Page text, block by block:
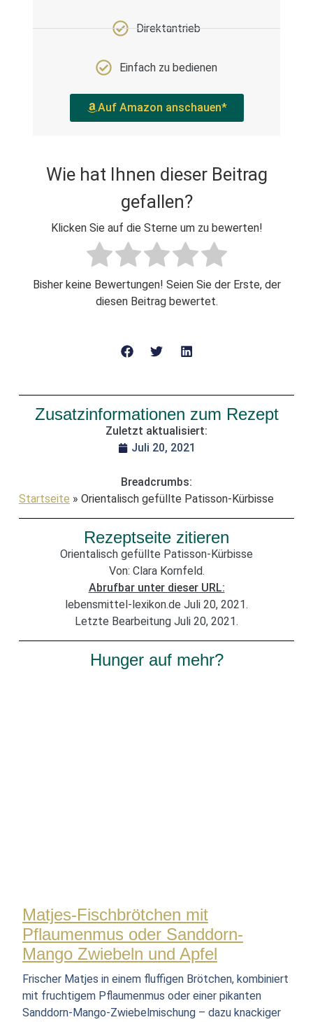
Direktantrieb
Einfach zu bedienen
Auf Amazon anschauen*
Wie hat Ihnen dieser Beitrag
gefallen?
Klicken Sie auf die Sterne um zu bewerten!
Bisher keine Bewertungen! Seien Sie der Erste, der
diesen Beitrag bewertet.
Zusatzinformationen zum Rezept
Zuletzt aktualisiert:
Juli 20, 2021
Breadcrumbs:
Startseite » Orientalisch gefüllte Patisson-Kürbisse
Rezeptseite zitieren
Orientalisch gefüllte Patisson-Kürbisse
Von: Clara Kornfeld.
Abrufbar unter dieser URL:
lebensmittel-lexikon.de Juli 20, 2021.
Letzte Bearbeitung Juli 20, 2021.
Hunger auf mehr?
Matjes-Fischbrötchen mit
Pflaumenmus oder Sanddorn-
Mango Zwiebeln und Apfel
Frischer Matjes in einem fluffigen Brötchen, kombiniert
mit fruchtigem Pflaumenmus oder einer pikanten
Sanddorn-Mango-Zwiebelmischung – dazu knackiger